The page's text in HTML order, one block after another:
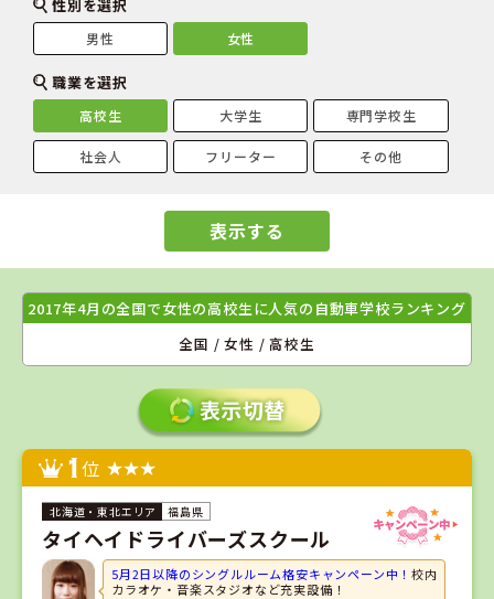
性別を選択
男性 女性
職業を選択
高校生 大学生 専門学校生
社会人 フリーター その他
表示する
2017年4月の全国で女性の高校生に人気の自動車学校ランキング
全国 / 女性 / 高校生
1位
福島県
タイヘイドライバーズスクール
5月2日以降のシングルルーム格安キャンペーン中！校内
カラオケ・音楽スタジオなど充実設備！